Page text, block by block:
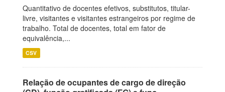
Quantitativo de docentes efetivos, substitutos, titular-
livre, visitantes e visitantes estrangeiros por regime de
trabalho. Total de docentes, total em fator de
equivalência,...
CSV
Relação de ocupantes de cargo de direção